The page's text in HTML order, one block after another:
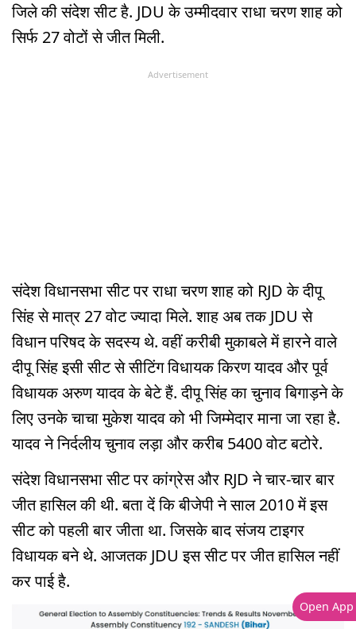
जिले की संदेश सीट है. JDU के उम्मीदवार राधा चरण शाह को
सिर्फ 27 वोटों से जीत मिली.
Advertisement
संदेश विधानसभा सीट पर राधा चरण शाह को RJD के दीपू
सिंह से मात्र 27 वोट ज्यादा मिले. शाह अब तक JDU से
विधान परिषद के सदस्य थे. वहीं करीबी मुकाबले में हारने वाले
दीपू सिंह इसी सीट से सीटिंग विधायक किरण यादव और पूर्व
विधायक अरुण यादव के बेटे हैं. दीपू सिंह का चुनाव बिगाड़ने के
लिए उनके चाचा मुकेश यादव को भी जिम्मेदार माना जा रहा है.
यादव ने निर्दलीय चुनाव लड़ा और करीब 5400 वोट बटोरे.
संदेश विधानसभा सीट पर कांग्रेस और RJD ने चार-चार बार
जीत हासिल की थी. बता दें कि बीजेपी ने साल 2010 में इस
सीट को पहली बार जीता था. जिसके बाद संजय टाइगर
विधायक बने थे. आजतक JDU इस सीट पर जीत हासिल नहीं
कर पाई है.
Open App